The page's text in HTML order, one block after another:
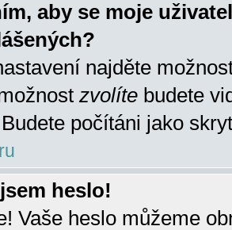
aby se moje
najděte
zvolíte budete
počítáni jako
heslo!
Vaše heslo můžeme